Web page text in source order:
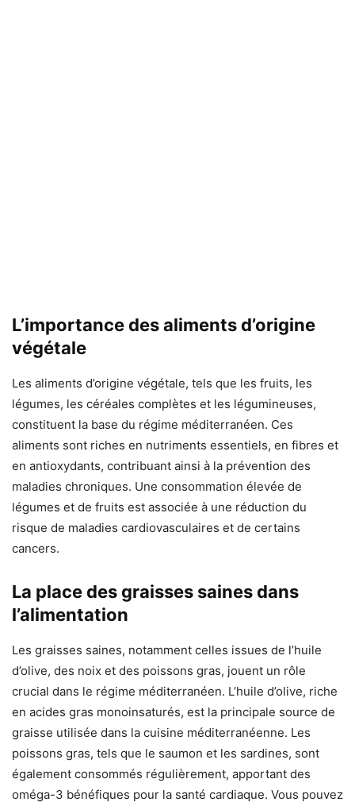
L’importance des aliments d’origine
végétale
Les aliments d’origine végétale, tels que les fruits, les
légumes, les céréales complètes et les légumineuses,
constituent la base du régime méditerranéen. Ces
aliments sont riches en nutriments essentiels, en fibres et
en antioxydants, contribuant ainsi à la prévention des
maladies chroniques. Une consommation élevée de
légumes et de fruits est associée à une réduction du
risque de maladies cardiovasculaires et de certains
cancers.
La place des graisses saines dans
l’alimentation
Les graisses saines, notamment celles issues de l’huile
d’olive, des noix et des poissons gras, jouent un rôle
crucial dans le régime méditerranéen. L’huile d’olive, riche
en acides gras monoinsaturés, est la principale source de
graisse utilisée dans la cuisine méditerranéenne. Les
poissons gras, tels que le saumon et les sardines, sont
également consommés régulièrement, apportant des
oméga-3 bénéfiques pour la santé cardiaque. Vous pouvez